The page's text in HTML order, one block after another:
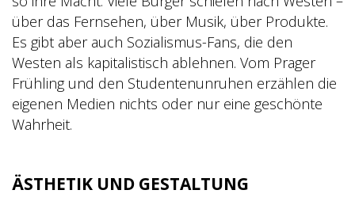
über das Fernsehen, über Musik, über Produkte.
Es gibt aber auch Sozialismus-Fans, die den
Westen als kapitalistisch ablehnen. Vom Prager
Frühling und den Studentenunruhen erzählen die
eigenen Medien nichts oder nur eine geschönte
Wahrheit.
ÄSTHETIK UND GESTALTUNG